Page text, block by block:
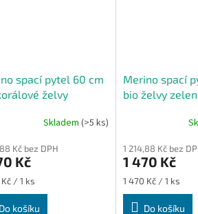
spací pytel 60 cm
želvy
Skladem (>5 ks)
Kč bez DPH
Kč
/ 1 ks
Do košíku
Merino spací
bio želvy
1 214,88 Kč bez
1 470 Kč
Měrná
cena:
1 470 Kč / 1 ks
Do košíku